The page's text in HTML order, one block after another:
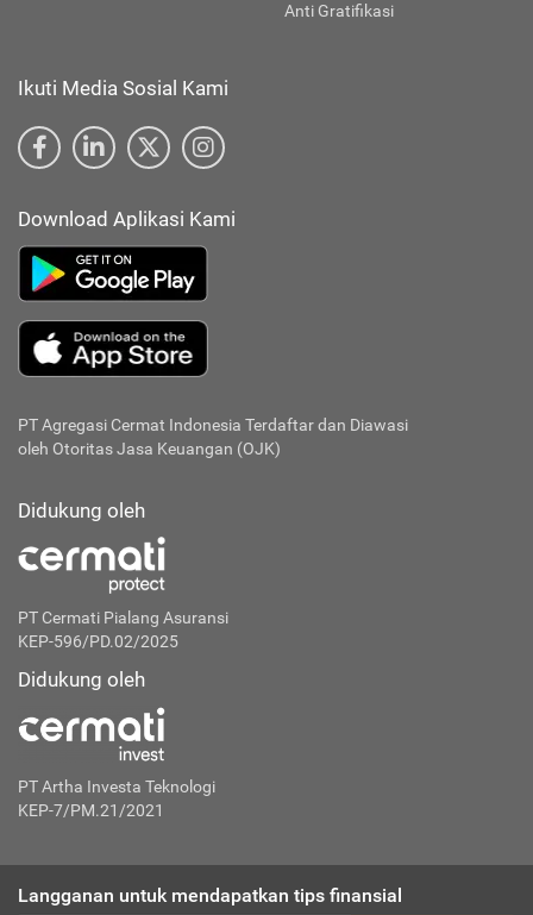
Anti Gratifikasi
Ikuti Media Sosial Kami
Download Aplikasi Kami
PT Agregasi Cermat Indonesia Terdaftar dan Diawasi
oleh Otoritas Jasa Keuangan (OJK)
Didukung oleh
PT Cermati Pialang Asuransi
KEP-596/PD.02/2025
Didukung oleh
PT Artha Investa Teknologi
KEP-7/PM.21/2021
Langganan untuk mendapatkan tips finansial